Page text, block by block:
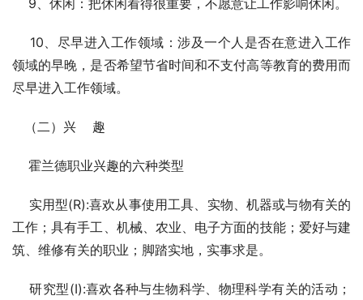
10、尽早进入工作领域：涉及一个人是否在意进入工作
领域的早晚，是否希望节省时间和不支付高等教育的费用而
尽早进入工作领域。
（二）兴    趣
霍兰德职业兴趣的六种类型
实用型(R):喜欢从事使用工具、实物、机器或与物有关的
工作；具有手工、机械、农业、电子方面的技能；爱好与建
筑、维修有关的职业；脚踏实地，实事求是。
研究型(I):喜欢各种与生物科学、物理科学有关的活动；